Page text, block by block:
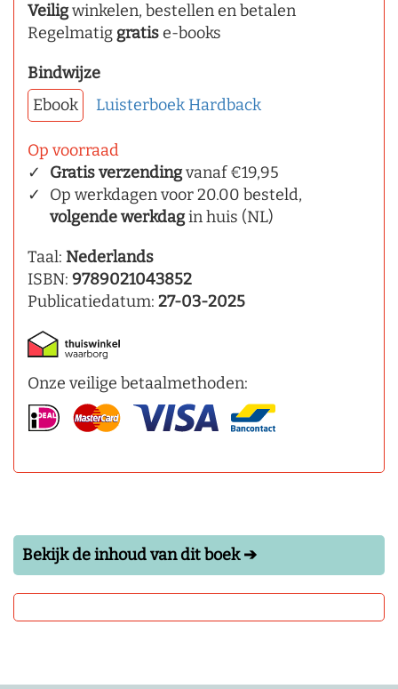
Veiligwinkelen, bestellen en betalen
Regelmatig gratise-books
Bindwijze
Ebook
Luisterboek Hardback
Op voorraad
Gratis verzendingvanaf €19,95
Op werkdagen voor 20.00 besteld,
volgende werkdagin huis (NL)
Taal: Nederlands
ISBN: 9789021043852
Publicatiedatum: 27-03-2025
Onze veilige betaalmethoden:
Bekijk de inhoud van dit boek ➔